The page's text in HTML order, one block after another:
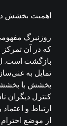
اهمیت بخشش
روزنبرگ
که در آن تمرکز
بازگشت است.
تمایل به
بخشش با بخششی
کنترل دیگران
ارتباط و
از موضع